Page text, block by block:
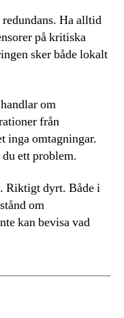
Ha alltid
på kritiska
sker både lokalt
om
från
inga omtagningar.
ett problem.
Riktigt dyrt. Både i
om
kan bevisa vad